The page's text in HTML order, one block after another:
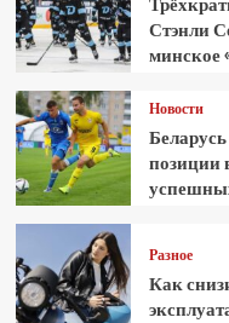
Стэнли
минское
Новости
позиции
Разное
Как